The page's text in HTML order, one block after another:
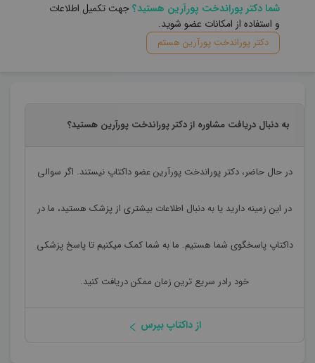
شما دکتر پوراندخت پورآرین هستید؟جهت تکمیل اطلاعات
و استفاده از امکانات عضو شوید.
دکتر پوراندخت پورآرین هستم
به دنبال دریافت مشاوره از دکتر پوراندخت پورآرین هستید؟
در حال حاضر،دکتر پوراندخت پورآرینعضو داکتاپ نیستند. اگر سوالی
در این زمینه دارید یا به دنبال اطلاعات بیشتری از پزشک هستید، ما در
داکتاپ پاسخگوی شما هستیم. ما به شما کمک میکنیم تا پاسخ پزشکی
خود رادر سریع ترین زمان ممکن دریافت کنید.
از داکتاپ بپرس